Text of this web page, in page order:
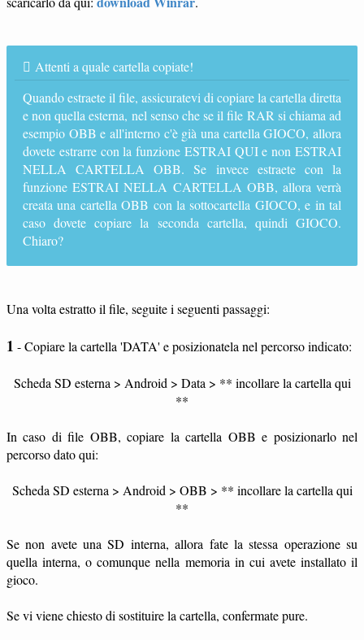
Attenti a quale cartella copiate!
Quando estraete il file, assicuratevi di copiare la cartella diretta
e non quella esterna, nel senso che se il file RAR si chiama ad
esempio OBB e all'interno c'è già una cartella GIOCO, allora
dovete estrarre con la funzione ESTRAI QUI e non ESTRAI
NELLA CARTELLA OBB. Se invece estraete con la
funzione ESTRAI NELLA CARTELLA OBB, allora verrà
creata una cartella OBB con la sottocartella GIOCO, e in tal
caso dovete copiare la seconda cartella, quindi GIOCO.
Chiaro?
Una volta estratto il file, seguite i seguenti passaggi:
1 - Copiare la cartella 'DATA' e posizionatela nel percorso indicato:
Scheda SD esterna > Android > Data > ** incollare la cartella qui
**
In caso di file OBB, copiare la cartella OBB e posizionarlo nel
percorso dato qui:
Scheda SD esterna > Android > OBB > ** incollare la cartella qui
**
Se non avete una SD interna, allora fate la stessa operazione su
quella interna, o comunque nella memoria in cui avete installato il
gioco.
Se vi viene chiesto di sostituire la cartella, confermate pure.